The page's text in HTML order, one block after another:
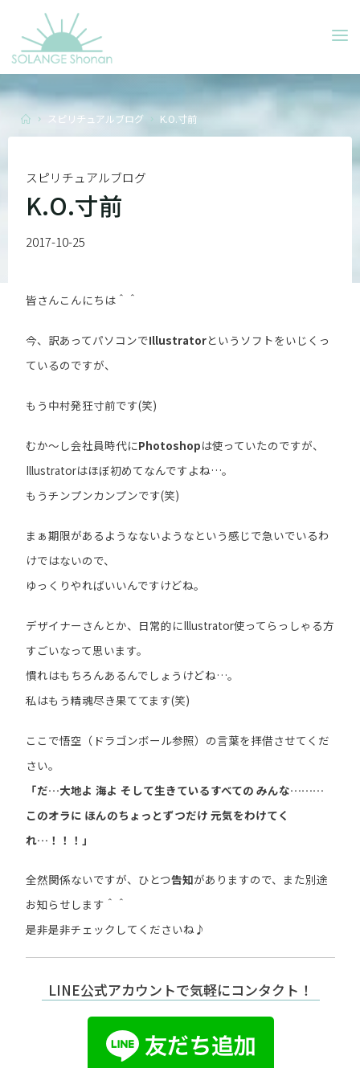
content
Homeスピリチュアルブログ K.O.寸前
スピリチュアルブログ
K.O.寸前
2017-10-25
皆さんこんにちは＾＾
今、訳あってパソコンでIllustratorというソフトをいじくっ
ているのですが、
もう中村発狂寸前です(笑)
むか～し会社員時代にPhotoshopは使っていたのですが、
Illustratorはほぼ初めてなんですよね…。
もうチンプンカンプンです(笑)
まぁ期限があるようなないようなという感じで急いでいるわ
けではないので、
ゆっくりやればいいんですけどね。
デザイナーさんとか、日常的にIllustrator使ってらっしゃる方
すごいなって思います。
慣れはもちろんあるんでしょうけどね…。
私はもう精魂尽き果ててます(笑)
ここで悟空（ドラゴンボール参照）の言葉を拝借させてくだ
さい。
「だ…大地よ 海よ そして生きているすべての みんな………
このオラに ほんのちょっとずつだけ 元気をわけてく
れ…！！！」
全然関係ないですが、ひとつ告知がありますので、また別途
お知らせします＾＾
是非是非チェックしてくださいね♪
LINE公式アカウントで気軽にコンタクト！